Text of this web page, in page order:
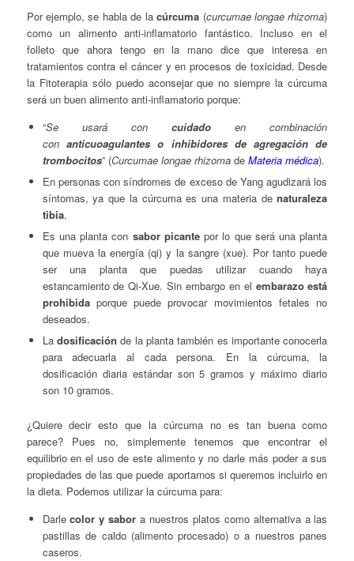
Por ejemplo, se habla de lacúrcuma (curcumae longae rhizoma)
como un alimento anti-inflamatorio fantástico. Incluso en el
folleto que ahora tengo en la mano dice que interesa en
tratamientos contra el cáncer y en procesos de toxicidad. Desde
la Fitoterapia sólo puedo aconsejar que no siempre la cúrcuma
será un buen alimento anti-inflamatorio porque:
“Se usará concuidadoen combinación
con anticuoagulantes o inhibidores de agregación de
trombocitos” (Curcumae longae rhizomade Materia médica).
En personas con síndromes de exceso de Yang agudizará los
síntomas, ya que la cúrcuma es una materia denaturaleza
tibia.
Es una planta con sabor picantepor lo que será una planta
que mueva la energía (qi) y la sangre (xue). Por tanto puede
ser una planta que puedas utilizar cuando haya
estancamiento de Qi-Xue. Sin embargo en el embarazoestá
prohibidaporque puede provocar movimientos fetales no
deseados.
La dosificaciónde la planta también es importante conocerla
para adecuarla al cada persona. En la cúrcuma, la
dosificación diaria estándar son 5 gramos y máximo diario
son 10 gramos.
¿Quiere decir esto que la cúrcuma no es tan buena como
parece? Pues no, simplemente tenemos que encontrar el
equilibrio en el uso de este alimento y no darle más poder a sus
propiedades de las que puede aportarnos si queremos incluirlo en
la dieta. Podemos utilizar la cúrcuma para:
Darlecolor y sabora nuestros platos como alternativa a las
pastillas de caldo (alimento procesado) o a nuestros panes
caseros.